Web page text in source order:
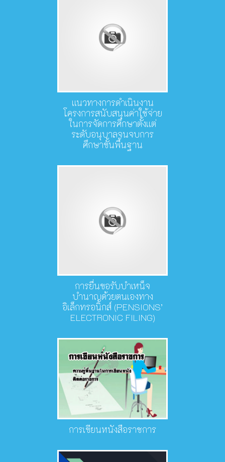
แนวทางการดำเนินงาน
โครงการสนับสนุนค่าใช้จ่าย
ในการจัดการศึกษาตั้งแต่
ระดับอนุบาลจนจบการ
ศึกษาขั้นพื้นฐาน
การยื่นขอรับบำเหน็จ
บำนาญด้วยตนเองทาง
อิเล็กทรอนิกส์ (PENSIONS’
ELECTRONIC FILING)
การเขียนหนังสือราชการ